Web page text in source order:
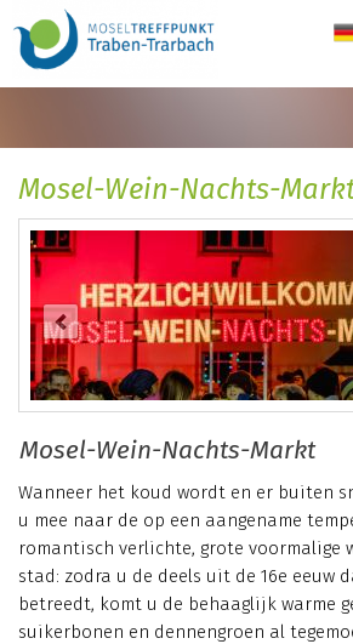
de
Mosel-Wein-Nachts-
Mosel-Wein-Nachts-Markt
Wanneer het koud wordt en er buiten
u mee naar de op een aangename
romantisch verlichte, grote voormalige
stad: zodra u de deels uit de 16e eeuw
betreedt, komt u de behaaglijk warme
suikerbonen en dennengroen al